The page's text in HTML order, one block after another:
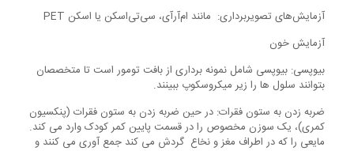
آزمایش‌های تصویربرداری: مانند ام‌آر‌آی، سی‌تی‌اسکن یا اسکن PET
آزمایش خون
بیوپسی: بیوپسی شامل نمونه برداری از بافت تومور است تا متخصصان
بتوانند سلول ها را زیر میکروسکوپ ببینند.
ضربه زدن به ستون فقرات: در حین ضربه زدن به ستون فقرات (پنکسیون
کمری)، یک سوزن مخصوص را در قسمت پایین کمر کودک وارد می کند.
مایعی را که در اطراف مغز و نخاع گردش می کند جمع آوری می کنند و